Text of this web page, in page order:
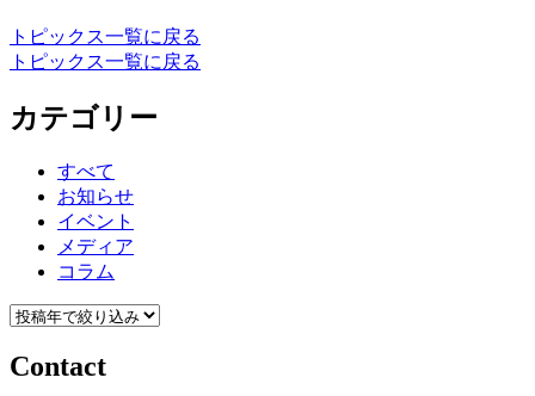
トピックス一覧に戻る
トピックス一覧に戻る
カテゴリー
すべて
お知らせ
イベント
メディア
コラム
Contact